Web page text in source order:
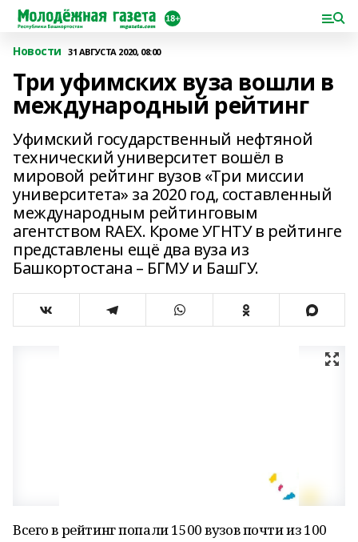
Новости 31 АВГУСТА 2020, 08:00
Три уфимских вуза вошли в
международный рейтинг
Уфимский государственный нефтяной
технический университет вошёл в
мировой рейтинг вузов «Три миссии
университета» за 2020 год, составленный
международным рейтинговым
агентством RAEX. Кроме УГНТУ в рейтинге
представлены ещё два вуза из
Башкортостана – БГМУ и БашГУ.
Всего в рейтинг попали 1500 вузов почти из 100